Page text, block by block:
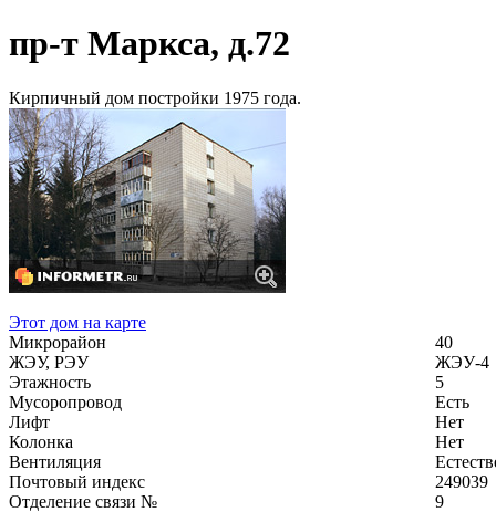
пр-т Маркса, д.72
Кирпичный дом постройки 1975 года.
Этот дом на карте
Микрорайон
40
ЖЭУ, РЭУ
ЖЭУ-4
Этажность
5
Мусоропровод
Есть
Лифт
Нет
Колонка
Нет
Вентиляция
Почтовый индекс
249039
Отделение связи №
9